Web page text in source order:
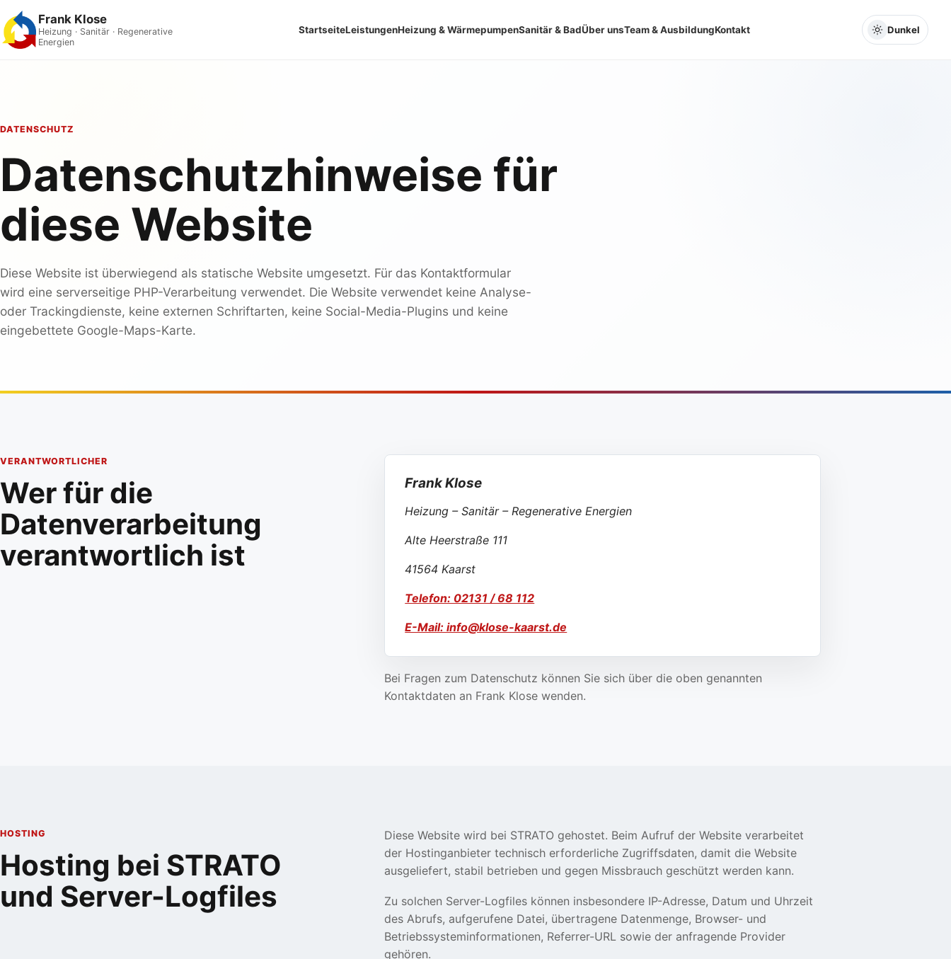
Frank Klose
Heizung · Sanitär · Regenerative
Energien
StartseiteLeistungenHeizung & WärmepumpenSanitär & BadÜber unsTeam & AusbildungKontakt Dunkel
DATENSCHUTZ
Datenschutzhinweise für
diese Website
Diese Website ist überwiegend als statische Website umgesetzt. Für das Kontaktformular
wird eine serverseitige PHP-Verarbeitung verwendet. Die Website verwendet keine Analyse-
oder Trackingdienste, keine externen Schriftarten, keine Social-Media-Plugins und keine
eingebettete Google-Maps-Karte.
VERANTWORTLICHER
Wer für die
Datenverarbeitung
verantwortlich ist
Frank Klose
Heizung – Sanitär – Regenerative Energien
Alte Heerstraße 111
41564 Kaarst
Telefon: 02131 / 68 112
E-Mail: info@klose-kaarst.de
Bei Fragen zum Datenschutz können Sie sich über die oben genannten
Kontaktdaten an Frank Klose wenden.
HOSTING
Hosting bei STRATO
und Server-Logfiles
Diese Website wird bei STRATO gehostet. Beim Aufruf der Website verarbeitet
der Hostinganbieter technisch erforderliche Zugriffsdaten, damit die Website
ausgeliefert, stabil betrieben und gegen Missbrauch geschützt werden kann.
Zu solchen Server-Logfiles können insbesondere IP-Adresse, Datum und Uhrzeit
des Abrufs, aufgerufene Datei, übertragene Datenmenge, Browser- und
Betriebssysteminformationen, Referrer-URL sowie der anfragende Provider
gehören.